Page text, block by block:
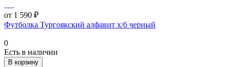
от 1 590 ₽
Футболка Тургоякский алфавит х/б черный
0
Есть в наличии
В корзину